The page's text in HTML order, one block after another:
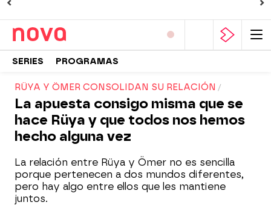
SERIES PROGRAMAS
RÜYA Y ÖMER CONSOLIDAN SU RELACIÓN
La apuesta consigo misma que se
hace Rüya y que todos nos hemos
hecho alguna vez
La relación entre Rüya y Ömer no es sencilla
porque pertenecen a dos mundos diferentes,
pero hay algo entre ellos que les mantiene
juntos.